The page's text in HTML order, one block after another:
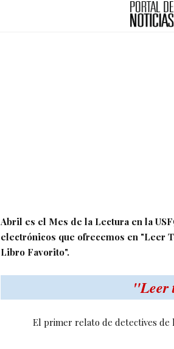
Abril es el Mes de la Lectura en la
electrónicos que ofrecemos en "Leer
Libro Favorito".
"Leer
El primer relato de detectives